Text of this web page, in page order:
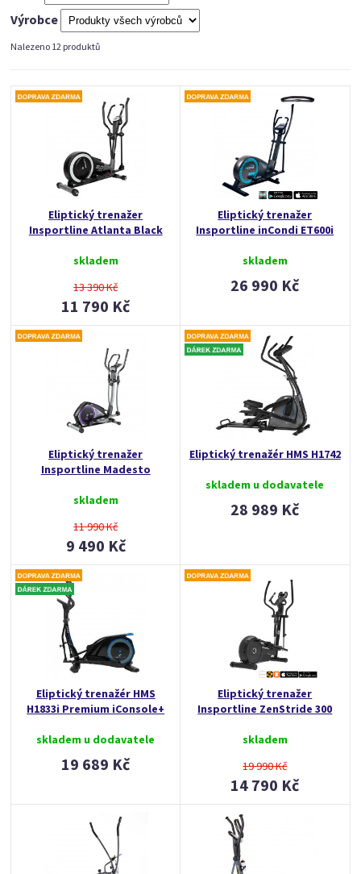
Výrobce
Nalezeno 12 produktů
Eliptický trenažer
Insportline Atlanta Black
skladem
13 390 Kč
11 790 Kč
Eliptický trenažer
Insportline inCondi ET600i
skladem
26 990 Kč
Eliptický trenažer
Insportline Madesto
skladem
11 990 Kč
9 490 Kč
Eliptický trenažér HMS H1742
skladem u dodavatele
28 989 Kč
Eliptický trenažér HMS
H1833i Premium iConsole+
skladem u dodavatele
19 689 Kč
Eliptický trenažer
Insportline ZenStride 300
skladem
19 990 Kč
14 790 Kč